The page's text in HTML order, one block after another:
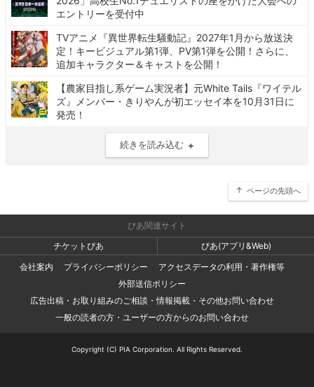
エントリーを受付中
TVアニメ『異世界転生騒動記』2027年1月から放送決
定！キービジュアル第1弾、PV第1弾を公開！さらに、
追加キャラクター＆キャストを公開！
【農家目指し系ゲーム実況者】元White Tails『ワイテル
ズ』メンバー・きりやんが初エッセイ本を10月31日に
発売！
続きを読み込む
ページの先頭へ
ぴあ関連サイト
チケットぴあ
ぴあ(アプリ&Web)
会社案内
プライバシーポリシー
アクセスデータの利用・著作権等
外部送信ポリシー
広告出稿・お取り組みのご相談・情報掲載・その他お問い合わせ
一般の読者の方・ユーザーの方からのお問い合わせ
Copyright (C) PIA Corporation. All Rights Reserved.